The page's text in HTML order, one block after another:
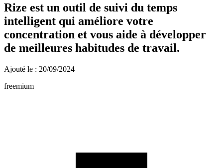
Rize est un outil de suivi du temps
intelligent qui améliore votre
concentration et vous aide à développer
de meilleures habitudes de travail.
Ajouté le : 20/09/2024
freemium